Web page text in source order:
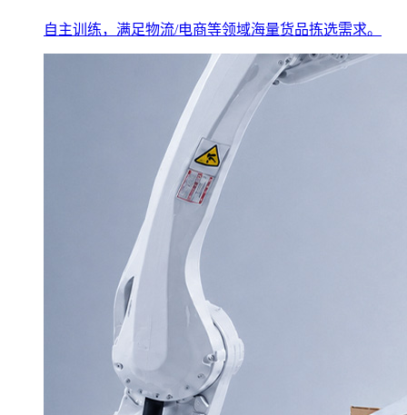
自主训练，满足物流/电商等领域海量货品拣选需求。